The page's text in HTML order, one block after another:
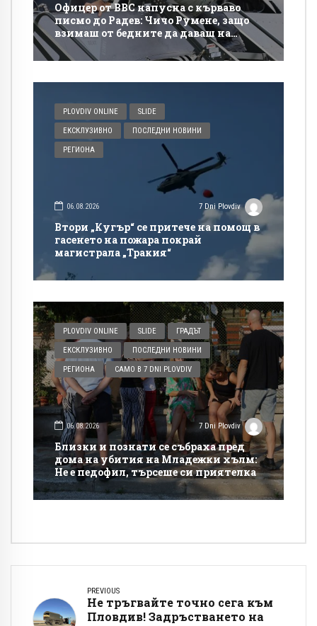
Офицер от ВВС напусна с кърваво
писмо до Радев: Чичо Румене, защо
взимаш от бедните да даваш на
богатите?
PLOVDIV ONLINE SLIDE
ЕКСКЛУЗИВНО ПОСЛЕДНИ НОВИНИ
РЕГИОНА
06.08.2026 7 Dni Plovdiv
Втори „Кугър“ се притече на помощ в
гасенето на пожара покрай
магистрала „Тракия“
PLOVDIV ONLINE SLIDE ГРАДЪТ
ЕКСКЛУЗИВНО ПОСЛЕДНИ НОВИНИ
РЕГИОНА САМО В 7 DNI PLOVDIV
06.08.2026 7 Dni Plovdiv
Близки и познати се събраха пред
дома на убития на Младежки хълм:
Не е педофил, търсеше си приятелка
PREVIOUS
Не тръгвайте точно сега към
Пловдив! Задръстването на